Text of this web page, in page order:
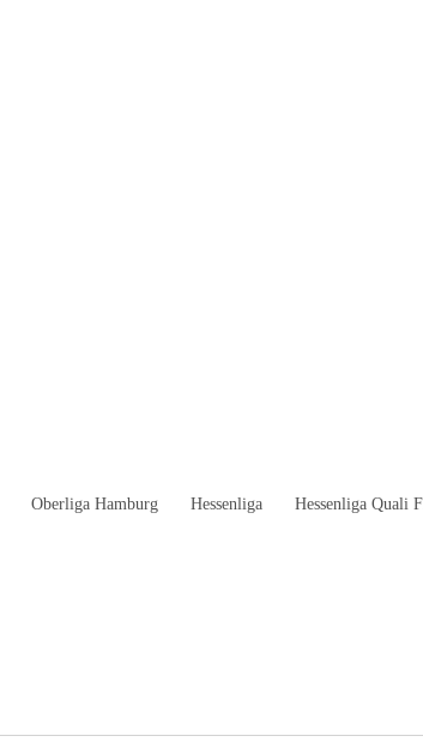
Oberliga Hamburg Hessenliga Hessenliga Quali